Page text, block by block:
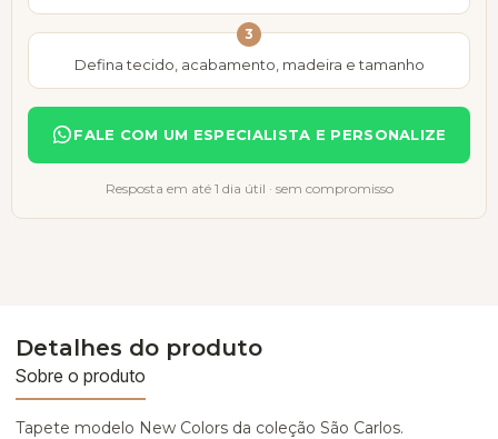
3
Defina tecido, acabamento, madeira e tamanho
FALE COM UM ESPECIALISTA E PERSONALIZE
Resposta em até 1 dia útil · sem compromisso
Detalhes do produto
Sobre o produto
Tapete modelo New Colors da coleção São Carlos.